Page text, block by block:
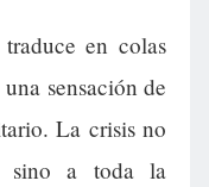
en colas
sensación de
La crisis no
sino a toda la